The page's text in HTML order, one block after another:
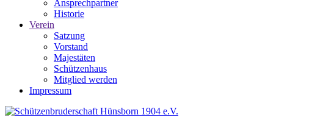
Ansprechpartner
Historie
Verein
Satzung
Vorstand
Majestäten
Schützenhaus
Mitglied werden
Impressum